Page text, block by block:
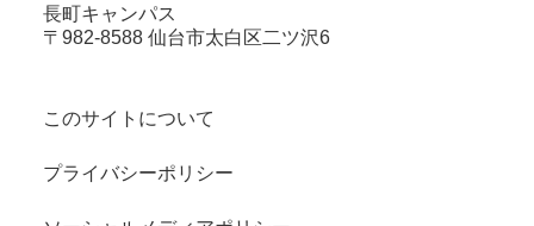
長町キャンパス
〒982-8588 仙台市太白区二ツ沢6
このサイトについて
プライバシーポリシー